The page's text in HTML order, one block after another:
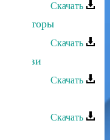
Скачать
просторы
Скачать
любви
Скачать
Скачать